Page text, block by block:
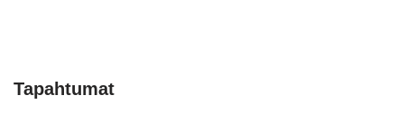
Tapahtumat